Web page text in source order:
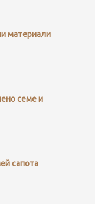
материали
семе и
сапота